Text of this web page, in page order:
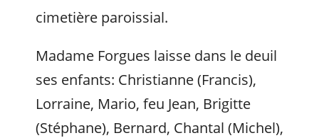
cimetière paroissial.
Madame Forgues laisse dans le deuil
ses enfants: Christianne (Francis),
Lorraine, Mario, feu Jean, Brigitte
(Stéphane), Bernard, Chantal (Michel),